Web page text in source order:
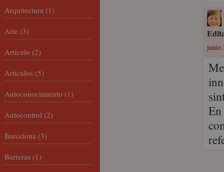
junio
Arquitectura (1)
Arte (3)
Artículo (2)
Artículos (5)
Autoconocimiento (1)
Autocontrol (2)
Barcelona (3)
Barreras (1)